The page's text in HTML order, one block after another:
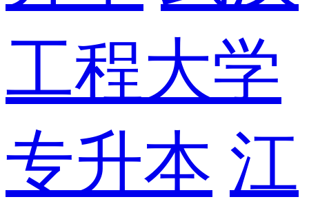
工程大学
专升本 江